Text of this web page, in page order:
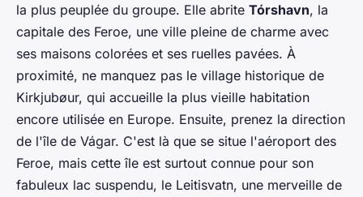
la plus peuplée du groupe. Elle abrite Tórshavn, la
capitale des Feroe, une ville pleine de charme avec
ses maisons colorées et ses ruelles pavées. À
proximité, ne manquez pas le village historique de
Kirkjubøur, qui accueille la plus vieille habitation
encore utilisée en Europe. Ensuite, prenez la direction
de l'île de Vágar. C'est là que se situe l'aéroport des
Feroe, mais cette île est surtout connue pour son
fabuleux lac suspendu, le Leitisvatn, une merveille de